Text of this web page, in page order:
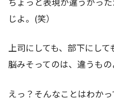
じよ。(笑）
上司にしても、部下にし
脳みそってのは、違うもの
えっ？そんなことはわか